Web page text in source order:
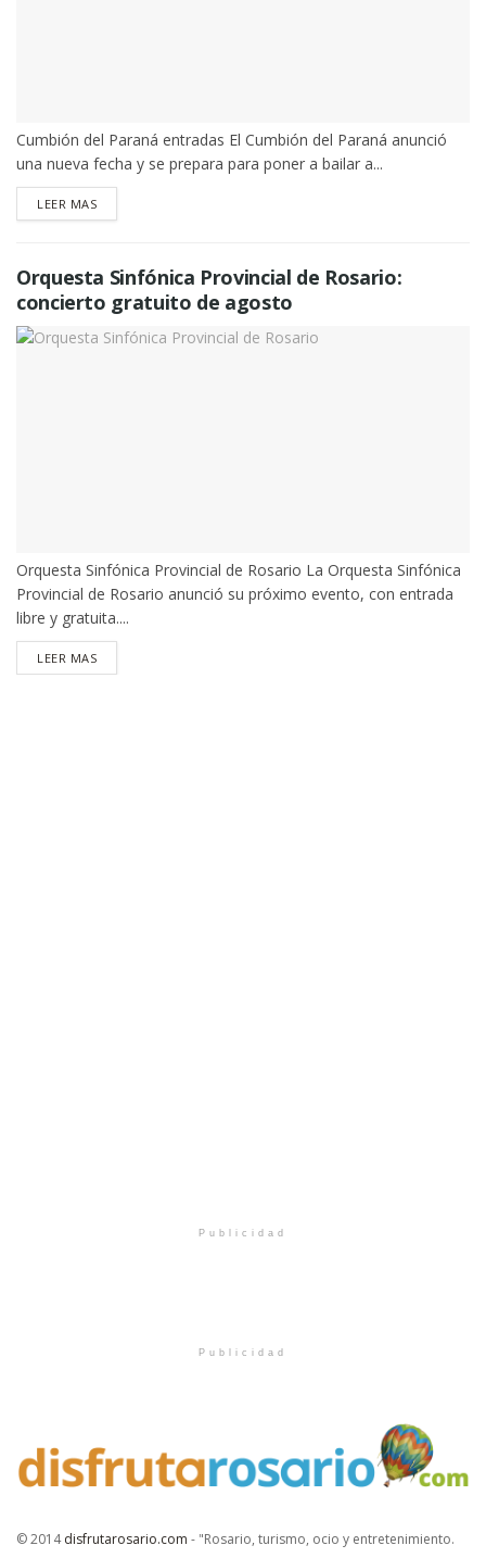
Cumbión del Paraná entradas El Cumbión del Paraná anunció
una nueva fecha y se prepara para poner a bailar a...
LEER MASDETAILS
Orquesta Sinfónica Provincial de Rosario:
concierto gratuito de agosto
Orquesta Sinfónica Provincial de Rosario La Orquesta Sinfónica
Provincial de Rosario anunció su próximo evento, con entrada
libre y gratuita....
LEER MASDETAILS
Publicidad
Publicidad
© 2014disfrutarosario.com - "Rosario, turismo, ocio y entretenimiento.